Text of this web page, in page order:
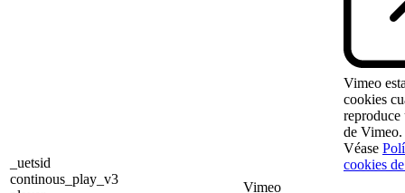
_uetsid
continous_play_v3
Vimeo
Vimeo
cookies
de Vimeo.
Véase
cookies